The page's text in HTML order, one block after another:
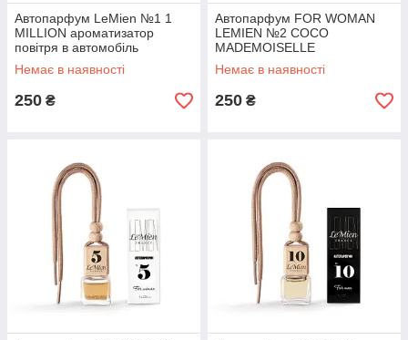
Автопарфум LeMien №1 1
MILLION ароматизатор
повітря в автомобіль
Немає в наявності
250 ₴
Автопарфум FOR WOMAN
LEMIEN №2 COCO
MADEMOISELLE
ароматизатор повітря в
автомобіль
Немає в наявності
250 ₴